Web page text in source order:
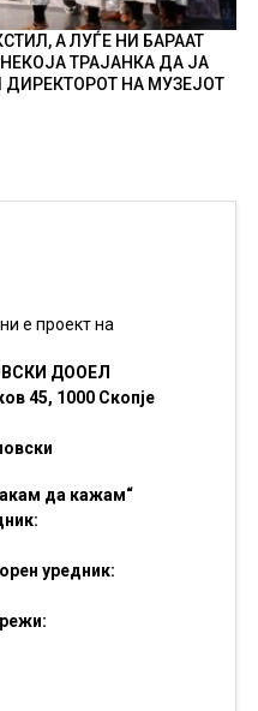
А ЛУЃЕ НИ БАРААТ
ТРАЈАНКА ДА ЈА
НА МУЗЕЈОТ
е проект на
ДООЕЛ
45, 1000 Скопје
да кажам“
уредник: